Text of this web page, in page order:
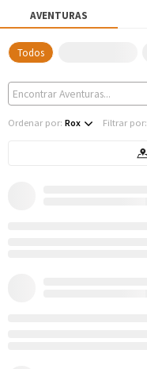
AVENTURAS
Todos
Ordenar por: Rox Filtrar por: